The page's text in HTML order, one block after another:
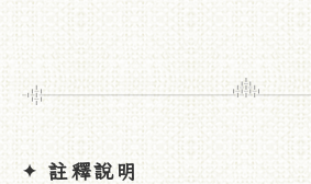
✦ 註釋說明